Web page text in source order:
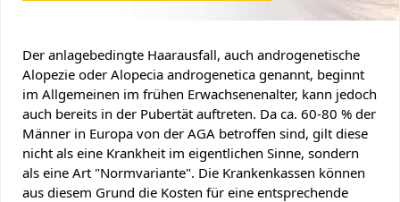
Der anlagebedingte Haarausfall, auch androgenetische
Alopezie oder Alopecia androgenetica genannt, beginnt
im Allgemeinen im frühen Erwachsenenalter, kann jedoch
auch bereits in der Pubertät auftreten. Da ca. 60-80 % der
Männer in Europa von der AGA betroffen sind, gilt diese
nicht als eine Krankheit im eigentlichen Sinne, sondern
als eine Art "Normvariante". Die Krankenkassen können
aus diesem Grund die Kosten für eine entsprechende